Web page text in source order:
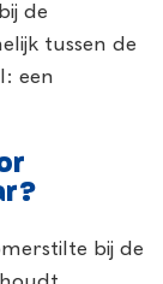
de
tussen de
een
bij de